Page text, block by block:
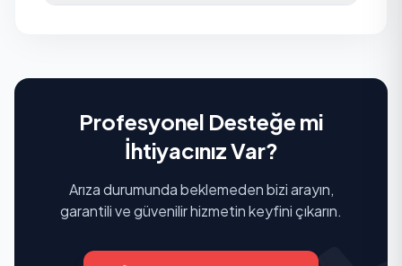
Profesyonel Desteğe mi
İhtiyacınız Var?
Arıza durumunda beklemeden bizi arayın,
garantili ve güvenilir hizmetin keyfini çıkarın.